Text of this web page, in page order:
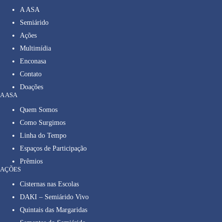
A ASA
Semiárido
Ações
Multimídia
Enconasa
Contato
Doações
A ASA
Quem Somos
Como Surgimos
Linha do Tempo
Espaços de Participação
Prêmios
AÇÕES
Cisternas nas Escolas
DAKI – Semiárido Vivo
Quintais das Margaridas